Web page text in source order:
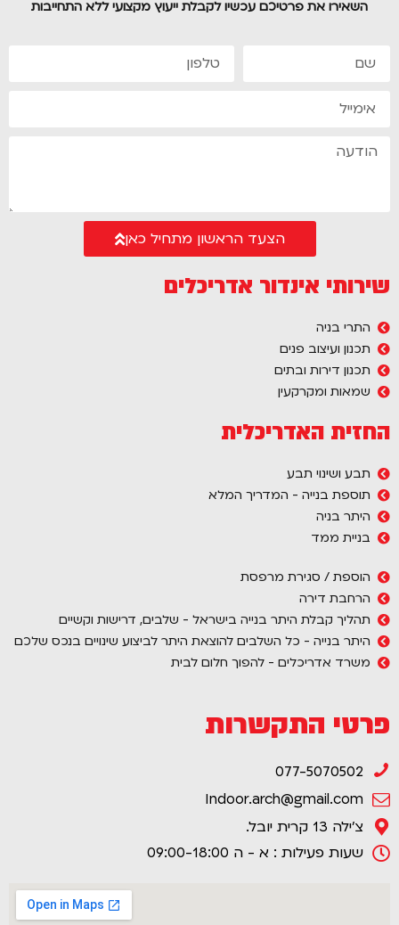
השאירו את פרטיכם עכשיו לקבלת ייעוץ מקצועי ללא התחייבות
הצעד הראשון מתחיל כאן
שירותי אינדור אדריכלים
התרי בניה
תכנון ועיצוב פנים
תכנון דירות ובתים
שמאות ומקרקעין
החזית האדריכלית
תבע ושינוי תבע
תוספת בנייה - המדריך המלא
היתר בניה
בניית ממד
הוספת / סגירת מרפסת
הרחבת דירה
תהליך קבלת היתר בנייה בישראל - שלבים, דרישות וקשיים
היתר בנייה - כל השלבים להוצאת היתר לביצוע שינויים בנכס שלכם
משרד אדריכלים - להפוך חלום לבית
פרטי התקשרות
077-5070502
Indoor.arch@gmail.com
צ'ילה 13 קרית יובל.
שעות פעילות : א - ה 09:00-18:00